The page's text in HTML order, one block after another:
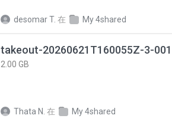
desomar T. 在 My 4shared
takeout-20260621T160055Z-3-
2.00 GB
Thata N. 在 My 4shared